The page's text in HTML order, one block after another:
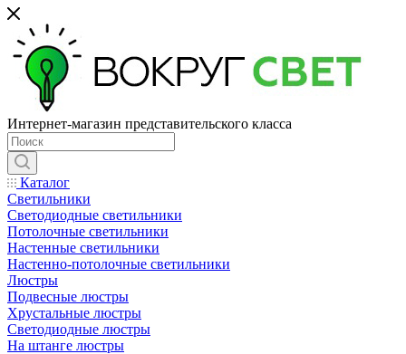
Интернет-магазин представительского класса
Каталог
Светильники
Светодиодные светильники
Потолочные светильники
Настенные светильники
Настенно-потолочные светильники
Люстры
Подвесные люстры
Хрустальные люстры
Светодиодные люстры
На штанге люстры